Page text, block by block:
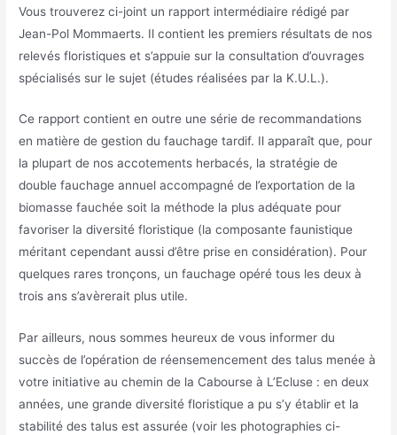
Vous trouverez ci-joint un rapport intermédiaire rédigé par
Jean-Pol Mommaerts. Il contient les premiers résultats de nos
relevés floristiques et s’appuie sur la consultation d’ouvrages
spécialisés sur le sujet (études réalisées par la K.U.L.).
Ce rapport contient en outre une série de recommandations
en matière de gestion du fauchage tardif. Il apparaît que, pour
la plupart de nos accotements herbacés, la stratégie de
double fauchage annuel accompagné de l’exportation de la
biomasse fauchée soit la méthode la plus adéquate pour
favoriser la diversité floristique (la composante faunistique
méritant cependant aussi d’être prise en considération). Pour
quelques rares tronçons, un fauchage opéré tous les deux à
trois ans s’avèrerait plus utile.
Par ailleurs, nous sommes heureux de vous informer du
succès de l’opération de réensemencement des talus menée à
votre initiative au chemin de la Cabourse à L’Ecluse : en deux
années, une grande diversité floristique a pu s’y établir et la
stabilité des talus est assurée (voir les photographies ci-